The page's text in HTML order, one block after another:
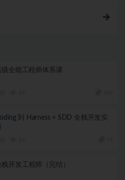
级全能工程师体系课
到 Harness × SDD 全栈开发实
开发工程师（完结）